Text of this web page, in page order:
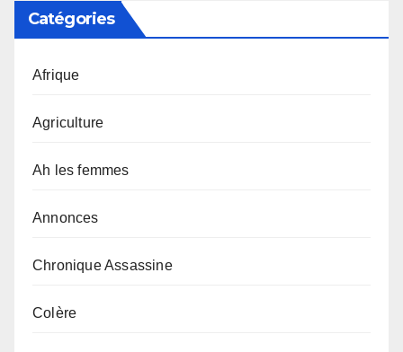
Catégories
Afrique
Agriculture
Ah les femmes
Annonces
Chronique Assassine
Colère